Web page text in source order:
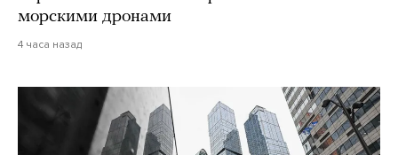
морскими дронами
4 часа назад